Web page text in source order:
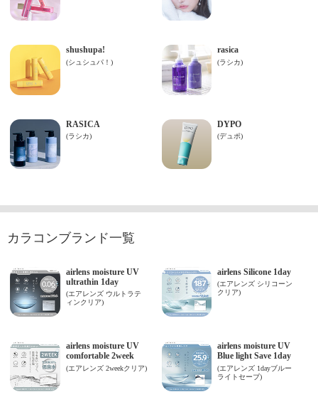
カラコンブランド一覧